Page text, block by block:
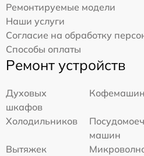
Ремонтируемые модели
Наши услуги
Согласие на обработку
Способы оплаты
Ремонт устройств
Духовых
шкафов
Кофемашин
Холодильников
машин
Вытяжек